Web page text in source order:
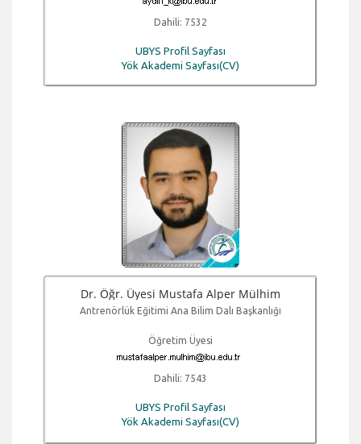
Dahili: 7532
UBYS Profil Sayfası
Yök Akademi Sayfası(CV)
Dr. Öğr. Üyesi Mustafa Alper Mülhim
Antrenörlük Eğitimi Ana Bilim Dalı Başkanlığı
Öğretim Üyesi
Dahili: 7543
UBYS Profil Sayfası
Yök Akademi Sayfası(CV)